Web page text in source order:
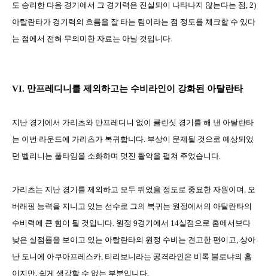
도 승리한 다음 경기에서 그 경기력은 진실되이 나타나지 않는다는 점, 2)
아탈란타가 경기력의 흐름을 잘 타는 팀이라는 점 정도를 체크할 수 있다
는 점에서 전혀 무의미한 자료는 아닐 것입니다.
VI. 만프레디니를 제외하고는 수비라인이 강화된 아탈란타
지난 경기에서 가리츠와 만프레디니 없이 클린싯 경기를 해 낸 아탈란타
는 이번 라운드에 가리츠가 복귀합니다. 부상이 문제될 것으로 예상되었
던 벨리니는 풀타임을 소화하며 멋진 활약을 펼쳐 주었습니다.
가리츠는 지난 경기를 제외하고 모두 뛰었을 정도로 중요한 자원이며, 오
버래핑 능력을 지니고 있는 선수로 그의 복귀는 원정에서의 아탈란타의
수비력에 큰 힘이 될 것입니다. 원정 9경기에서 14실점으로 홈에서보다
낮은 실점률을 보이고 있는 아탈란타의 원정 수비는 견고한 편이고, 상아
난 도니에 아쿠아프레스카, 티리보니라는 공격라인은 비록 볼로냐의 홈
이지만, 쉽게 생각할 수 없는 부분입니다.